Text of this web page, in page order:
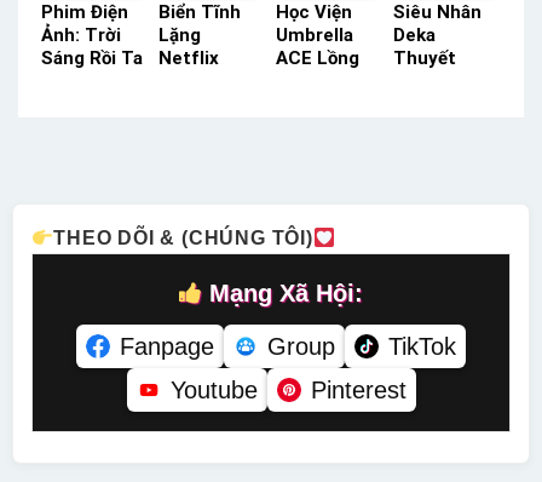
Phim Điện
Ảnh: Trời
Sáng Rồi Ta
Biển Tĩnh
Lặng
Netflix
Học Viện
Umbrella
ACE Lồng
Siêu Nhân
Deka
Thuyết
THEO DÕI & (CHÚNG TÔI)
Mạng Xã Hội:
Fanpage
Group
TikTok
Youtube
Pinterest